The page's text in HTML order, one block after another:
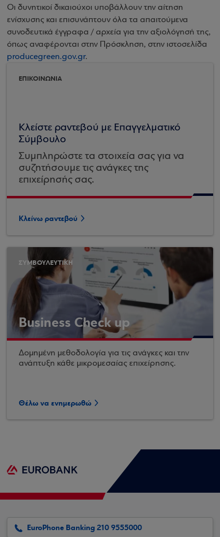
Οι δυνητικοί δικαιούχοι υποβάλλουν την αίτηση
ενίσχυσης και επισυνάπτουν όλα τα απαιτούμενα
συνοδευτικά έγγραφα / αρχεία για την αξιολόγησή της,
όπως αναφέρονται στην Πρόσκληση, στην ιστοσελίδα
producegreen.gov.gr.
ΕΠΙΚΟΙΝΩΝΙΑ
Κλείστε ραντεβού με Επαγγελματικό
Σύμβουλο
Συμπληρώστε τα στοιχεία σας για να
συζητήσουμε τις ανάγκες της
επιχείρησής σας.
Κλείνω ραντεβού
ΣΥΜΒΟΥΛΕΥΤΙΚΗ
Business Check up
Δομημένη μεθοδολογία για τις ανάγκες και την
ανάπτυξη κάθε μικρομεσαίας επιχείρησης.
Θέλω να ενημερωθώ
EuroPhone Banking 210 9555000